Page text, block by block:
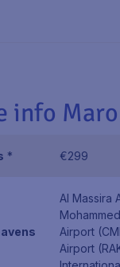
info
* €299
Al Massira
Airport
Airport